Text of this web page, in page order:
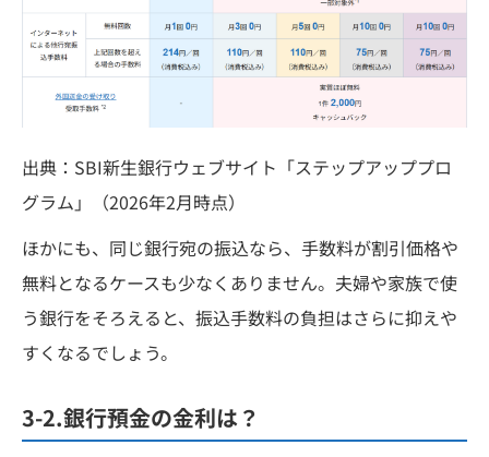
出典：SBI新生銀行ウェブサイト「ステップアッププロ
グラム」（2026年2月時点）
ほかにも、同じ銀行宛の振込なら、手数料が割引価格や
無料となるケースも少なくありません。夫婦や家族で使
う銀行をそろえると、振込手数料の負担はさらに抑えや
すくなるでしょう。
3-2.銀行預金の金利は？